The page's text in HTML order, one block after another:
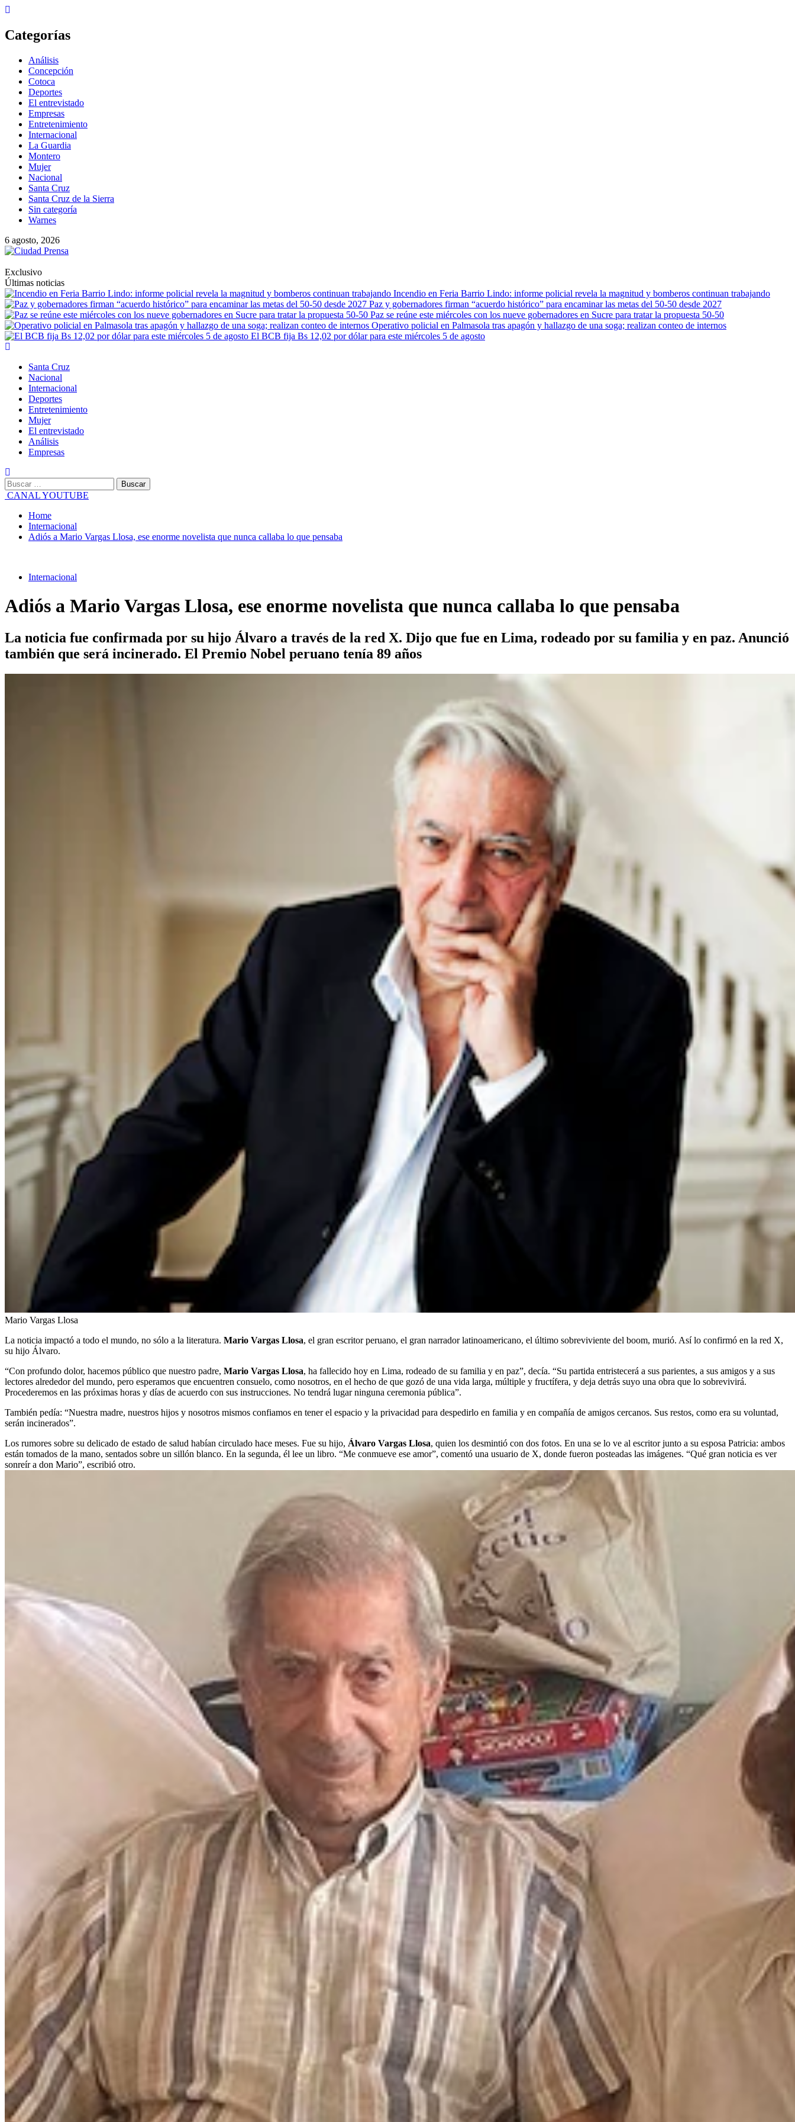
Categorías
Análisis
Concepción
Cotoca
Deportes
El entrevistado
Empresas
Entretenimiento
Internacional
La Guardia
Montero
Mujer
Nacional
Santa Cruz
Santa Cruz de la Sierra
Sin categoría
Warnes
6 agosto, 2026
Exclusivo
Últimas noticias
Incendio en Feria Barrio Lindo: informe policial revela la magnitud y bomberos continuan trabajando
Paz y gobernadores firman “acuerdo histórico” para encaminar las metas del 50-50 desde 2027
Paz se reúne este miércoles con los nueve gobernadores en Sucre para tratar la propuesta 50-50
Operativo policial en Palmasola tras apagón y hallazgo de una soga; realizan conteo de internos
El BCB fija Bs 12,02 por dólar para este miércoles 5 de agosto
Santa Cruz
Nacional
Internacional
Deportes
Entretenimiento
Mujer
El entrevistado
Análisis
Empresas
CANAL YOUTUBE
Home
Internacional
Adiós a Mario Vargas Llosa, ese enorme novelista que nunca callaba lo que pensaba
Internacional
Adiós a Mario Vargas Llosa, ese enorme novelista que nunca callaba lo que pensaba
La noticia fue confirmada por su hijo Álvaro a través de la red X. Dijo que fue en Lima, rodeado por su familia y en paz. Anunció
también que será incinerado. El Premio Nobel peruano tenía 89 años
Mario Vargas Llosa
La noticia impactó a todo el mundo, no sólo a la literatura. Mario Vargas Llosa, el gran escritor peruano, el gran narrador latinoamericano, el último sobreviviente del boom, murió. Así lo confirmó en la red X,
su hijo Álvaro.
“Con profundo dolor, hacemos público que nuestro padre, Mario Vargas Llosa, ha fallecido hoy en Lima, rodeado de su familia y en paz”, decía. “Su partida entristecerá a sus parientes, a sus amigos y a sus
lectores alrededor del mundo, pero esperamos que encuentren consuelo, como nosotros, en el hecho de que gozó de una vida larga, múltiple y fructífera, y deja detrás suyo una obra que lo sobrevivirá.
Procederemos en las próximas horas y días de acuerdo con sus instrucciones. No tendrá lugar ninguna ceremonia pública”.
También pedía: “Nuestra madre, nuestros hijos y nosotros mismos confiamos en tener el espacio y la privacidad para despedirlo en familia y en compañía de amigos cercanos. Sus restos, como era su voluntad,
serán incinerados”.
Los rumores sobre su delicado de estado de salud habían circulado hace meses. Fue su hijo, Álvaro Vargas Llosa, quien los desmintió con dos fotos. En una se lo ve al escritor junto a su esposa Patricia: ambos
están tomados de la mano, sentados sobre un sillón blanco. En la segunda, él lee un libro. “Me conmueve ese amor”, comentó una usuario de X, donde fueron posteadas las imágenes. “Qué gran noticia es ver
sonreír a don Mario”, escribió otro.